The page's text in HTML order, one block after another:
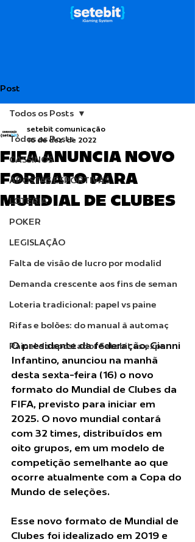
Post
Todos os Posts
CASSINOS
APOSTAS ESPORTIVAS
LOTERIA
POKER
LEGISLAÇÃO
Falta de visão de lucro por modalid
Demanda crescente aos fins de seman
Loteria tradicional: papel vs paine
Rifas e bolões: do manual à automaç
Painel do apostador Setebit vs expe
Todos os Posts
FIFA ANUNCIA NOVO
FORMATO PARA
MUNDIAL DE CLUBES
setebit comunicação
16 de dez. de 2022
O presidente da federação, Gianni
Infantino, anunciou na manhã
desta sexta-feira (16) o novo
formato do Mundial de Clubes da
FIFA, previsto para iniciar em
2025. O novo mundial contará
com 32 times, distribuídos em
oito grupos, em um modelo de
competição semelhante ao que
ocorre atualmente com a Copa do
Mundo de seleções.
Esse novo formato de Mundial de
Clubes foi idealizado em 2019 e